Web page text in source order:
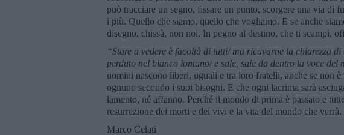
può tracciare un segno, fissare un punto, scorgere una via di
i più. Quello che siamo, quello che vogliamo. E se anche
disegno, chissà, non noi. In pegno al destino, che ti scampi,
“Stare a vedere è facoltà di tutti/ ma ricavarne la chiarezza
perduto nel bianco lontano/ e sale, sale da dentro la voce del
uomini nascono liberi, uguali e tra loro fratelli, anche se non
ognuno secondo i suoi bisogni. E che ogni lacrima sarà
lamento, né affanno. Perché il mondo di prima è passato e
resurrezione dei morti e dei vivi e la vita del mondo che
Marco Celati